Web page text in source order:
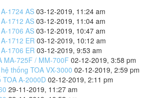
1724 AS 03-12-2019, 11:24 am
1712 AS 03-12-2019, 11:04 am
1706 AS 03-12-2019, 10:47 am
1712 ER 03-12-2019, 10:12 am
1706 ER 03-12-2019, 9:53 am
MA-725F / MM-700F 02-12-2019, 3:58 pm
thống TOA VX-3000 02-12-2019, 2:59 pm
A-2000D 02-12-2019, 2:11 pm
29-11-2019, 11:27 am